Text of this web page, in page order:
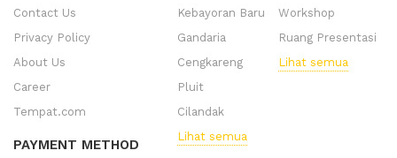
Contact Us
Privacy Policy
About Us
Career
Tempat.com
PAYMENT METHOD
Kebayoran Baru
Gandaria
Cengkareng
Pluit
Cilandak
Lihat semua
Workshop
Ruang Presentasi
Lihat semua